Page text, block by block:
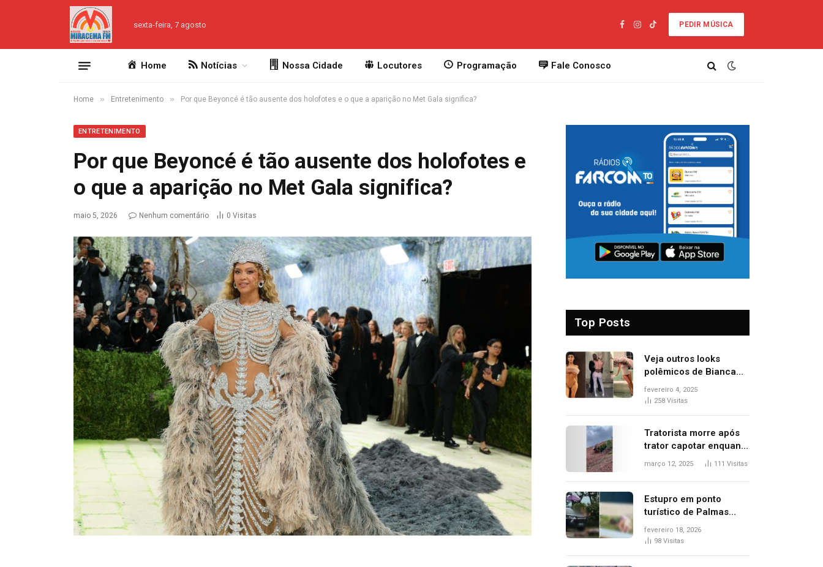
sexta-feira, 7 agosto
Facebook
Instagram
TikTok
PEDIR MÚSICA
Home Notícias Nossa Cidade Locutores Programação Fale Conosco
Home » Entretenimento » Por que Beyoncé é tão ausente dos holofotes e o que a aparição no Met Gala significa?
ENTRETENIMENTO
Por que Beyoncé é tão ausente dos holofotes e
o que a aparição no Met Gala significa?
maio 5, 2026 Nenhum comentário 0 Visitas
Top Posts
Veja outros looks
polêmicos de Bianca
Censori, esposa de
Kanye West que
fevereiro 4, 2025
258 Visitas
Tratorista morre após
trator capotar enquanto
removia vegetação em
março 12, 2025 111 Visitas
Estupro em ponto
turístico de Palmas
ocorreu em frente à
viatura e base de
fevereiro 18, 2026
98 Visitas